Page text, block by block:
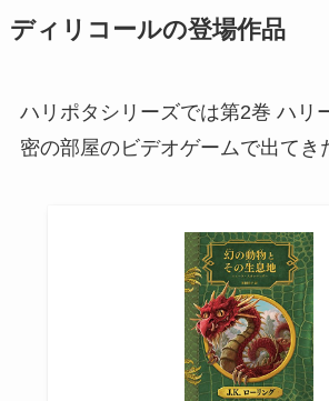
ディリコールの登場作品
ハリポタシリーズでは第2巻 ハリ
密の部屋のビデオゲームで出てき